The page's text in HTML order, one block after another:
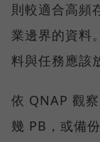
則較適合高頻
業邊界的資料
料與任務應該
依 QNAP 觀
幾 PB，或備